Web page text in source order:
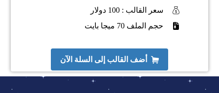
سعر القالب : 100 دولار
حجم الملف 70 ميجا بايت
أضف القالب إلى السلة الآن